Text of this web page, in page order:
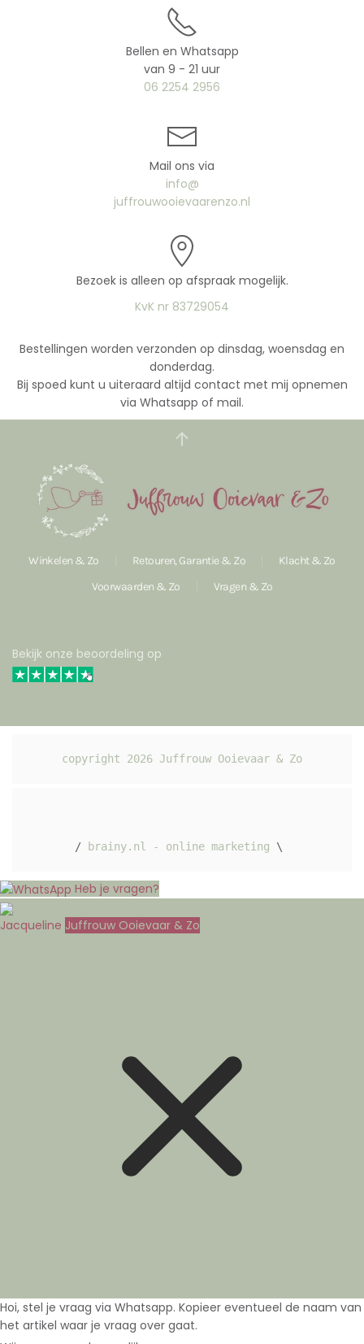
Bellen en Whatsapp
van 9 - 21 uur
06 2254 2956
Mail ons via
info@
juffrouwooievaarenzo.nl
Bezoek is alleen op afspraak mogelijk.
KvK nr 83729054
Bestellingen worden verzonden op dinsdag, woensdag en
donderdag.
Bij spoed kunt u uiteraard altijd contact met mij opnemen
via Whatsapp of mail.
Winkelen & Zo Retouren, Garantie & Zo
Klacht & Zo
Voorwaarden & Zo
Vragen & Zo
Bekijk onze beoordeling op
copyright 2026 Juffrouw Ooievaar & Zo
/ brainy.nl - online marketing \
Heb je vragen?
Jacqueline Juffrouw Ooievaar & Zo
Hoi, stel je vraag via Whatsapp. Kopieer eventueel de naam van
het artikel waar je vraag over gaat.